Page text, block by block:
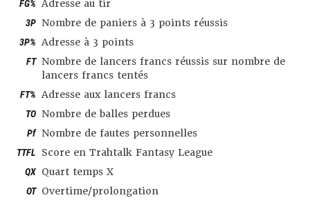
FG% Adresse au tir
3P Nombre de paniers à 3 points réussis
3P% Adresse à 3 points
FT Nombre de lancers francs réussis sur nombre de
lancers francs tentés
FT% Adresse aux lancers francs
TO Nombre de balles perdues
Pf Nombre de fautes personnelles
TTFL Score en Trahtalk Fantasy League
QX Quart temps X
OT Overtime/prolongation